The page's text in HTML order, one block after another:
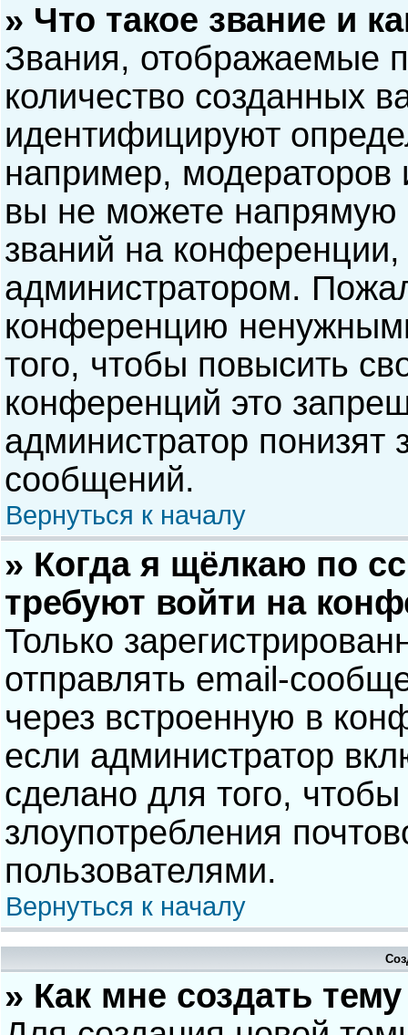
» Что такое звание и
Звания, отображаемые
количество созданных
идентифицируют
например,
вы не можете напрямую
званий на
администратором.
конференцию
того, чтобы повысить
конференций это
администратор понизят
сообщений.
Вернуться к началу
» Когда я щёлкаю по
требуют войти на
Только
отправлять email-
через встроенную в
если администратор
сделано для того, чтобы
злоупотребления
пользователями.
Вернуться к началу
» Как мне создать